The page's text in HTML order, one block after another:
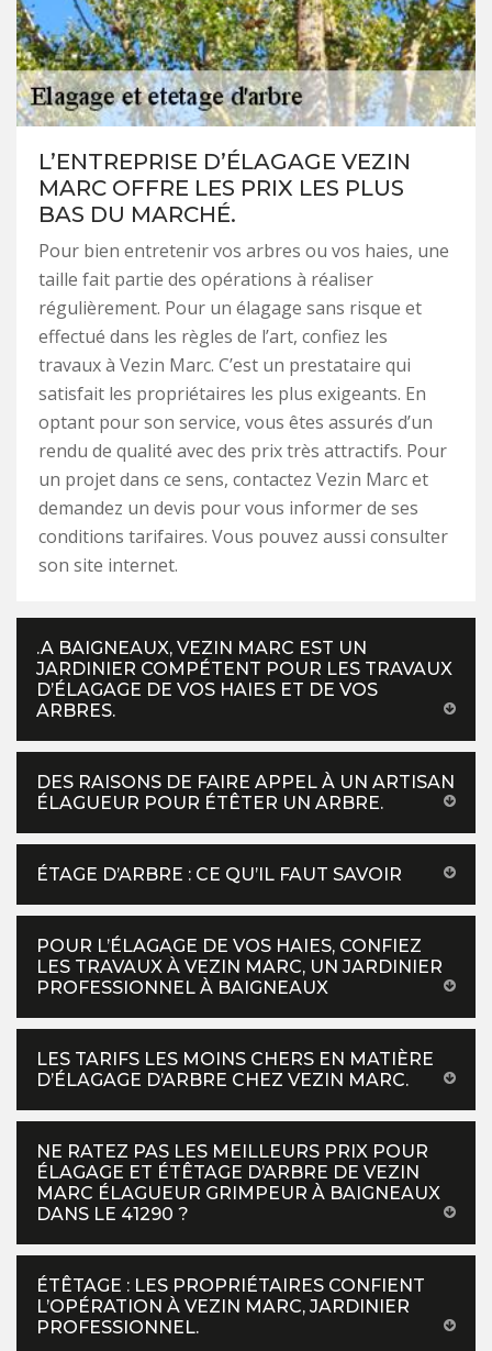
L’ENTREPRISE D’ÉLAGAGE VEZIN
MARC OFFRE LES PRIX LES PLUS
BAS DU MARCHÉ.
Pour bien entretenir vos arbres ou vos haies, une
taille fait partie des opérations à réaliser
régulièrement. Pour un élagage sans risque et
effectué dans les règles de l’art, confiez les
travaux à Vezin Marc. C’est un prestataire qui
satisfait les propriétaires les plus exigeants. En
optant pour son service, vous êtes assurés d’un
rendu de qualité avec des prix très attractifs. Pour
un projet dans ce sens, contactez Vezin Marc et
demandez un devis pour vous informer de ses
conditions tarifaires. Vous pouvez aussi consulter
son site internet.
.A BAIGNEAUX, VEZIN MARC EST UN
JARDINIER COMPÉTENT POUR LES TRAVAUX
D’ÉLAGAGE DE VOS HAIES ET DE VOS
ARBRES.
DES RAISONS DE FAIRE APPEL À UN ARTISAN
ÉLAGUEUR POUR ÉTÊTER UN ARBRE.
ÉTAGE D’ARBRE : CE QU’IL FAUT SAVOIR
POUR L’ÉLAGAGE DE VOS HAIES, CONFIEZ
LES TRAVAUX À VEZIN MARC, UN JARDINIER
PROFESSIONNEL À BAIGNEAUX
LES TARIFS LES MOINS CHERS EN MATIÈRE
D’ÉLAGAGE D’ARBRE CHEZ VEZIN MARC.
NE RATEZ PAS LES MEILLEURS PRIX POUR
ÉLAGAGE ET ÉTÊTAGE D’ARBRE DE VEZIN
MARC ÉLAGUEUR GRIMPEUR À BAIGNEAUX
DANS LE 41290 ?
ÉTÊTAGE : LES PROPRIÉTAIRES CONFIENT
L’OPÉRATION À VEZIN MARC, JARDINIER
PROFESSIONNEL.